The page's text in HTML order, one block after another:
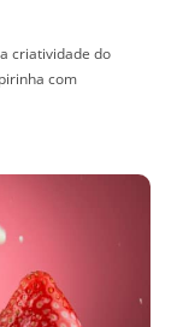
criatividade do
com